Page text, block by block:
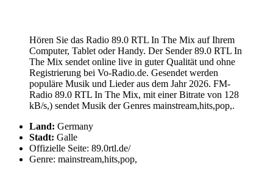
Hören Sie das Radio 89.0 RTL In The Mix auf Ihrem
Computer, Tablet oder Handy. Der Sender 89.0 RTL In
The Mix sendet online live in guter Qualität und ohne
Registrierung bei Vo-Radio.de. Gesendet werden
populäre Musik und Lieder aus dem Jahr 2026. FM-
Radio 89.0 RTL In The Mix, mit einer Bitrate von 128
kB/s,) sendet Musik der Genres mainstream,hits,pop,.
Land: Germany
Stadt: Galle
Offizielle Seite: 89.0rtl.de/
Genre: mainstream,hits,pop,